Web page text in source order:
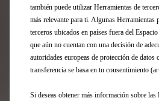
emblema en relieve del capó y la
el portón trasero. Los detalles en
favorito de Taylor Barnard,
las puertas y en las
made N°4». El número de la
77, aparece sutilmente en la
difusor.
también puede utilizar Herramientas de
más relevante para ti. Algunas Herramientas
terceros ubicados en países fuera del
que aún no cuentan con una decisión de
autoridades europeas de protección de datos
transferencia se basa en tu consentimiento
Si deseas obtener más información sobre